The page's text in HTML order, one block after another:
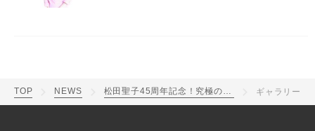
TOP NEWS 松田聖子45周年記念！究極のオールタイムベストアルバム『永遠のアイドル、永遠の青春、松田聖子。』発売決定 ギャラリー